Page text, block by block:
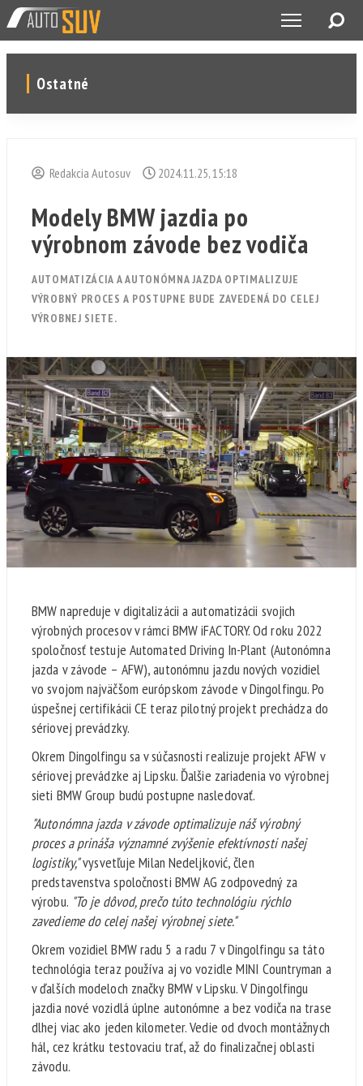
Ostatné
Redakcia Autosuv 2024.11.25, 15:18
Modely BMW jazdia po
výrobnom závode bez vodiča
AUTOMATIZÁCIA A AUTONÓMNA JAZDA OPTIMALIZUJE
VÝROBNÝ PROCES A POSTUPNE BUDE ZAVEDENÁ DO CELEJ
VÝROBNEJ SIETE.
BMW napreduje v digitalizácii a automatizácii svojich
výrobných procesov v rámci BMW iFACTORY. Od roku 2022
spoločnosť testuje Automated Driving In-Plant (Autonómna
jazda v závode – AFW), autonómnu jazdu nových vozidiel
vo svojom najväčšom európskom závode v Dingolfingu. Po
úspešnej certifikácii CE teraz pilotný projekt prechádza do
sériovej prevádzky.
Okrem Dingolfingu sa v súčasnosti realizuje projekt AFW v
sériovej prevádzke aj Lipsku. Ďalšie zariadenia vo výrobnej
sieti BMW Group budú postupne nasledovať.
"Autonómna jazda v závode optimalizuje náš výrobný
proces a prináša významné zvýšenie efektívnosti našej
logistiky,"vysvetľuje Milan Nedeljković, člen
predstavenstva spoločnosti BMW AG zodpovedný za
výrobu. "To je dôvod, prečo túto technológiu rýchlo
zavedieme do celej našej výrobnej siete."
Okrem vozidiel BMW radu 5 a radu 7 v Dingolfingu sa táto
technológia teraz používa aj vo vozidle MINI Countryman a
v ďalších modeloch značky BMW v Lipsku. V Dingolfingu
jazdia nové vozidlá úplne autonómne a bez vodiča na trase
dlhej viac ako jeden kilometer. Vedie od dvoch montážnych
hál, cez krátku testovaciu trať, až do finalizačnej oblasti
závodu.